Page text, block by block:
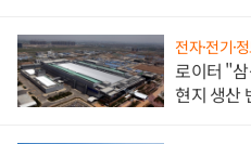
전자·전기·
로이터 "
현지 생산